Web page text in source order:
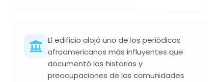
El edificio alojó uno de los periódicos
afroamericanos más influyentes que
documentó las historias y
preocupaciones de las comunidades